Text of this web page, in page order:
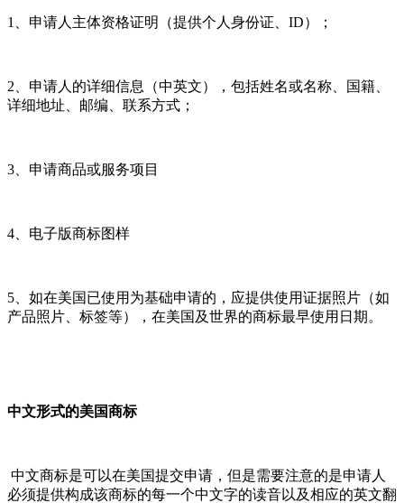
1、申请人主体资格证明（提供个人身份证、ID）；
2、申请人的详细信息（中英文），包括姓名或名称、国籍、
详细地址、邮编、联系方式；
3、申请商品或服务项目
4、电子版商标图样
5、如在美国已使用为基础申请的，应提供使用证据照片（如
产品照片、标签等），在美国及世界的商标最早使用日期。
中文形式的美国商标
中文商标是可以在美国提交申请，但是需要注意的是申请人
必须提供构成该商标的每一个中文字的读音以及相应的英文翻